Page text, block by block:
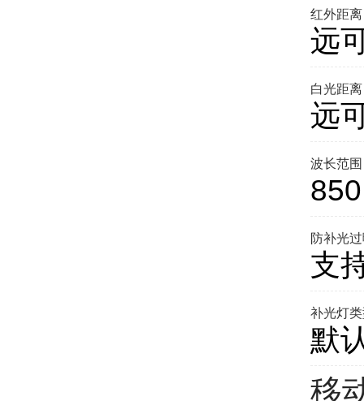
红外距
远
白光距
远
波长范
防补光
支
补光灯
默
移